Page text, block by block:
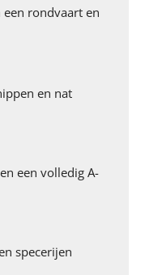
een rondvaart en
en nat
een volledig A-
specerijen